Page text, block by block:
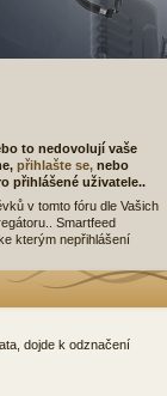
to nedovolují vaše
přihlašte se, nebo
přihlášené uživatele..
v tomto fóru dle Vašich
Smartfeed
kterým nepřihlášení
dojde k odznačení